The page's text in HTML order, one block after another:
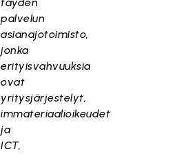
palvelun
asianajotoimisto,
jonka
erityisvahvuuksia
ovat
yritysjärjestelyt,
immateriaalioikeudet
ja
ICT,